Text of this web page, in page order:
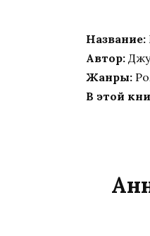
Название:
Автор:
Жанры:
В этой